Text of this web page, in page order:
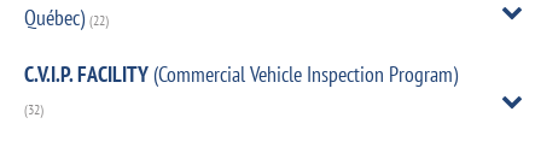
Québec) (22)
C.V.I.P. FACILITY(Commercial Vehicle Inspection Program)
(32)